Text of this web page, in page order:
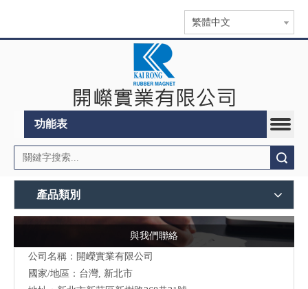
繁體中文
功能表
產品類別
與我們聯絡
公司名稱：開嶸實業有限公司
國家/地區：台灣, 新北市